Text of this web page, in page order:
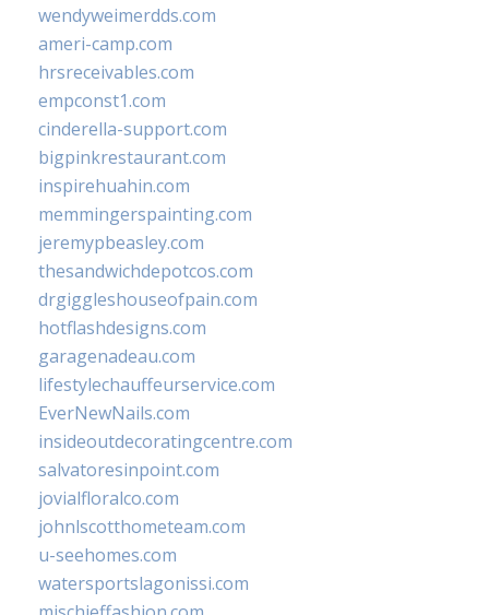
wendyweimerdds.com
ameri-camp.com
hrsreceivables.com
empconst1.com
cinderella-support.com
bigpinkrestaurant.com
inspirehuahin.com
memmingerspainting.com
jeremypbeasley.com
thesandwichdepotcos.com
drgiggleshouseofpain.com
hotflashdesigns.com
garagenadeau.com
lifestylechauffeurservice.com
EverNewNails.com
insideoutdecoratingcentre.com
salvatoresinpoint.com
jovialfloralco.com
johnlscotthometeam.com
u-seehomes.com
watersportslagonissi.com